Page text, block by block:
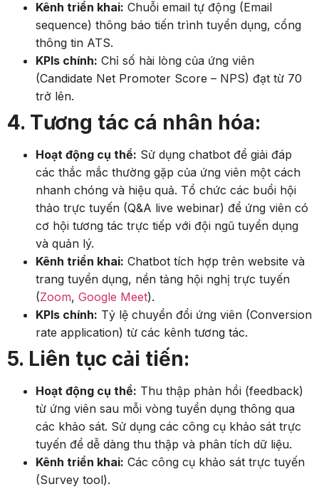
Kênh triển khai: Chuỗi email tự động (Email
sequence) thông báo tiến trình tuyển dụng, cổng
thông tin ATS.
KPIs chính: Chỉ số hài lòng của ứng viên
(Candidate Net Promoter Score – NPS) đạt từ 70
trở lên.
4. Tương tác cá nhân hóa:
Hoạt động cụ thể: Sử dụng chatbot để giải đáp
các thắc mắc thường gặp của ứng viên một cách
nhanh chóng và hiệu quả. Tổ chức các buổi hội
thảo trực tuyến (Q&A live webinar) để ứng viên có
cơ hội tương tác trực tiếp với đội ngũ tuyển dụng
và quản lý.
Kênh triển khai: Chatbot tích hợp trên website và
trang tuyển dụng, nền tảng hội nghị trực tuyến
(Zoom, Google Meet).
KPIs chính: Tỷ lệ chuyển đổi ứng viên (Conversion
rate application) từ các kênh tương tác.
5. Liên tục cải tiến:
Hoạt động cụ thể: Thu thập phản hồi (feedback)
từ ứng viên sau mỗi vòng tuyển dụng thông qua
các khảo sát. Sử dụng các công cụ khảo sát trực
tuyến để dễ dàng thu thập và phân tích dữ liệu.
Kênh triển khai: Các công cụ khảo sát trực tuyến
(Survey tool).